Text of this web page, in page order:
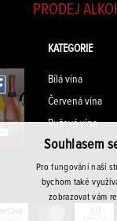
PRODEJ
KATEGORIE
Bílá vína
Červená vína
Ružová vína
Šumivá vína
Portská vína
Souhlasem
Pro fungování naší
bychom také
zobrazovat vám